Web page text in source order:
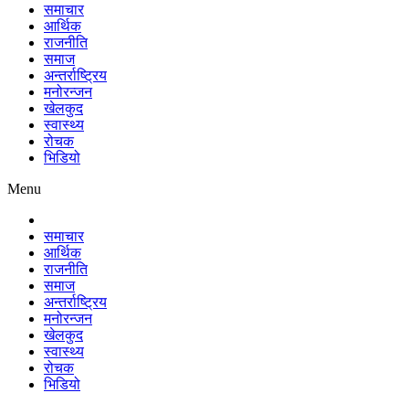
समाचार
आर्थिक
राजनीति
समाज
अन्तर्राष्ट्रिय
मनोरन्जन
खेलकुद
स्वास्थ्य
रोचक
भिडियो
Menu
समाचार
आर्थिक
राजनीति
समाज
अन्तर्राष्ट्रिय
मनोरन्जन
खेलकुद
स्वास्थ्य
रोचक
भिडियो